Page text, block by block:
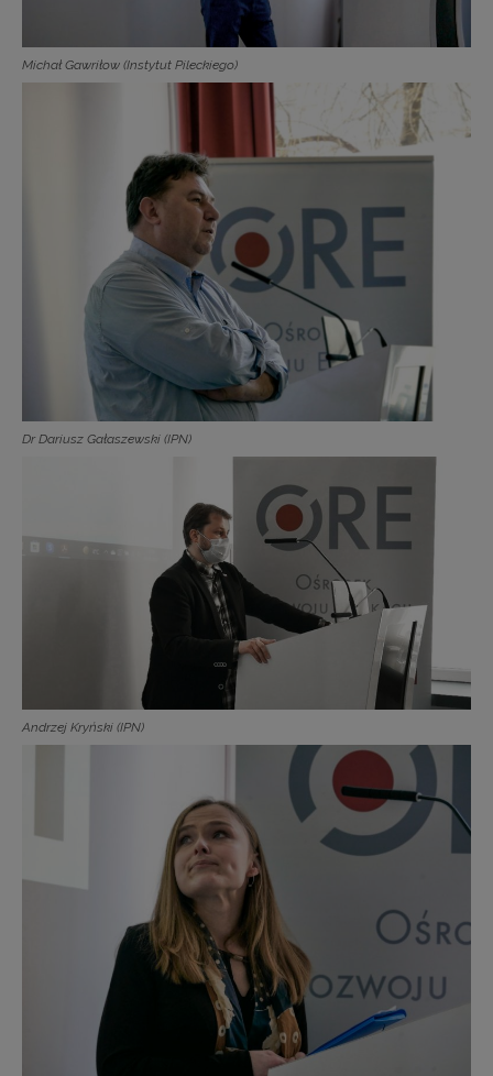
Michał Gawriłow (Instytut Pileckiego)
Dr Dariusz Gałaszewski (IPN)
Andrzej Kryński (IPN)